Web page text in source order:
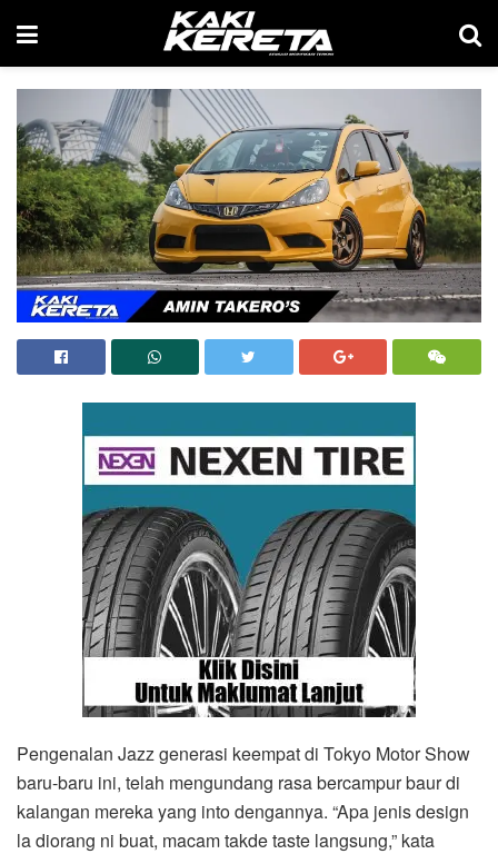
Pengenalan Jazz generasi keempat di Tokyo Motor Show
baru-baru ini, telah mengundang rasa bercampur baur di
kalangan mereka yang into dengannya. “Apa jenis design
la diorang ni buat, macam takde taste langsung,” kata